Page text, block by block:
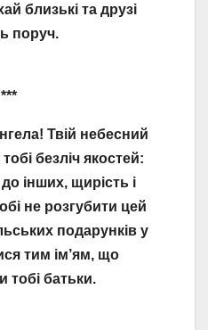
близькі та друзі
поруч.
***
Твій небесний
безліч якостей:
інших, щирість і
не розгубити цей
подарунків у
тим ім’ям, що
тобі батьки.